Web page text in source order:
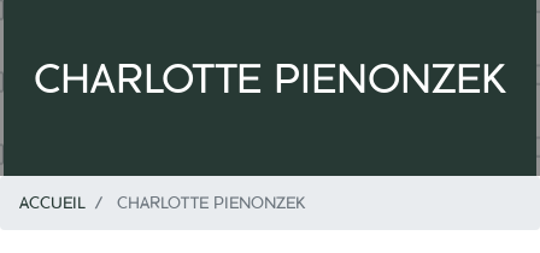
CHARLOTTE PIENONZEK
ACCUEIL CHARLOTTE PIENONZEK